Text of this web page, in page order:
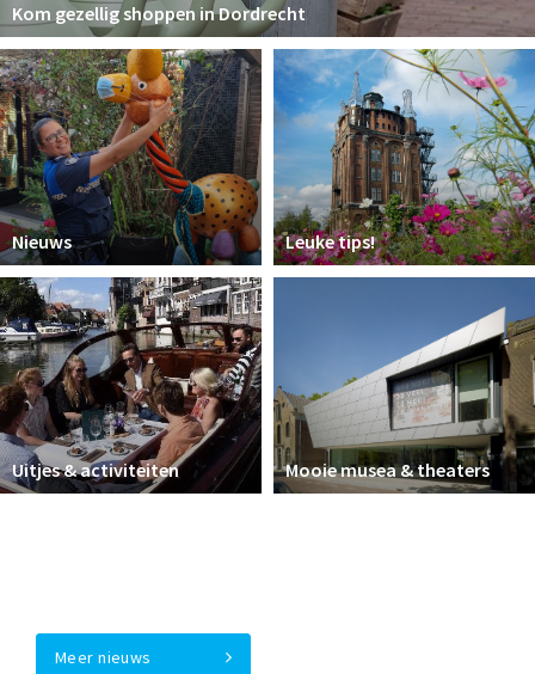
Kom gezellig shoppen in Dordrecht
Nieuws Leuke tips!
Uitjes & activiteiten Mooie musea & theaters
Meer nieuws